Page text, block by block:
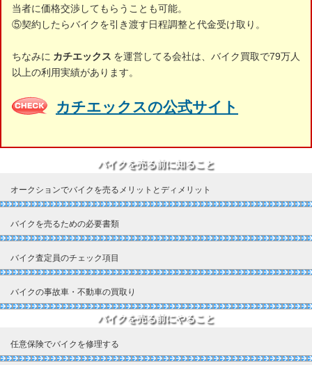
当者に価格交渉してもらうことも可能。
⑤契約したらバイクを引き渡す日程調整と代金受け取り。
ちなみに カチエックス を運営してる会社は、バイク買取で79万人
以上の利用実績があります。
カチエックスの公式サイト
バイクを売る前に知ること
オークションでバイクを売るメリットとディメリット
バイクを売るための必要書類
バイク査定員のチェック項目
バイクの事故車・不動車の買取り
バイクを売る前にやること
任意保険でバイクを修理する